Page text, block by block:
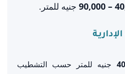
جنيه للمتر.
جنيه للمتر حسب التشطيب